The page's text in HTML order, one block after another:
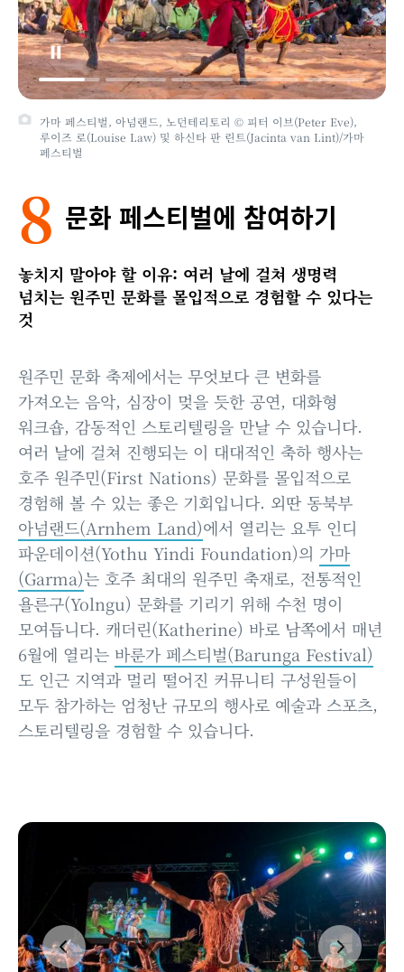
가마 페스티벌, 아넘랜드, 노던테리토리 © 피터 이브(Peter Eve),
루이즈 로(Louise Law) 및 하신타 판 린트(Jacinta van Lint)/가마
페스티벌
8 문화 페스티벌에 참여하기
놓치지 말아야 할 이유: 여러 날에 걸쳐 생명력
넘치는 원주민 문화를 몰입적으로 경험할 수 있다는
것
원주민 문화 축제에서는 무엇보다 큰 변화를
가져오는 음악, 심장이 멎을 듯한 공연, 대화형
워크숍, 감동적인 스토리텔링을 만날 수 있습니다.
여러 날에 걸쳐 진행되는 이 대대적인 축하 행사는
호주 원주민(First Nations) 문화를 몰입적으로
경험해 볼 수 있는 좋은 기회입니다. 외딴 동북부
아넘랜드(Arnhem Land)에서 열리는 요투 인디
파운데이션(Yothu Yindi Foundation)의 가마
(Garma)는 호주 최대의 원주민 축재로, 전통적인
욜른구(Yolngu) 문화를 기리기 위해 수천 명이
모여듭니다. 캐더린(Katherine) 바로 남쪽에서 매년
6월에 열리는 바룬가 페스티벌(Barunga Festival)
도 인근 지역과 멀리 떨어진 커뮤니티 구성원들이
모두 참가하는 엄청난 규모의 행사로 예술과 스포츠,
스토리텔링을 경험할 수 있습니다.